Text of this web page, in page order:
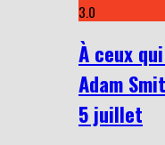
3.0
À ceux
Adam
5 juillet